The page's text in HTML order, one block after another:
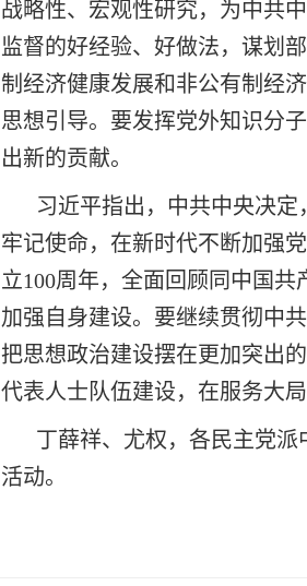
战略性、宏观性研究，为中共
监督的好经验、好做法，谋划
制经济健康发展和非公有制经
思想引导。要发挥党外知识分
出新的贡献。
习近平指出，中共中央决
牢记使命，在新时代不断加强
立100周年，全面回顾同中国
加强自身建设。要继续贯彻中
把思想政治建设摆在更加突出
代表人士队伍建设，在服务大
丁薛祥、尤权，各民主党
活动。